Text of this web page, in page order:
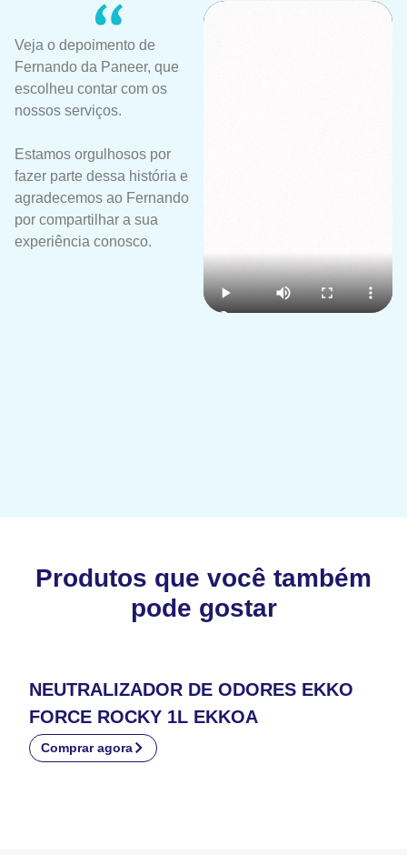
Veja o depoimento de
Fernando da Paneer, que
escolheu contar com os
nossos serviços.
Estamos orgulhosos por
fazer parte dessa história e
agradecemos ao Fernando
por compartilhar a sua
experiência conosco.
Produtos que você também
pode gostar
NEUTRALIZADOR DE ODORES EKKO
FORCE ROCKY 1L EKKOA
Comprar agora